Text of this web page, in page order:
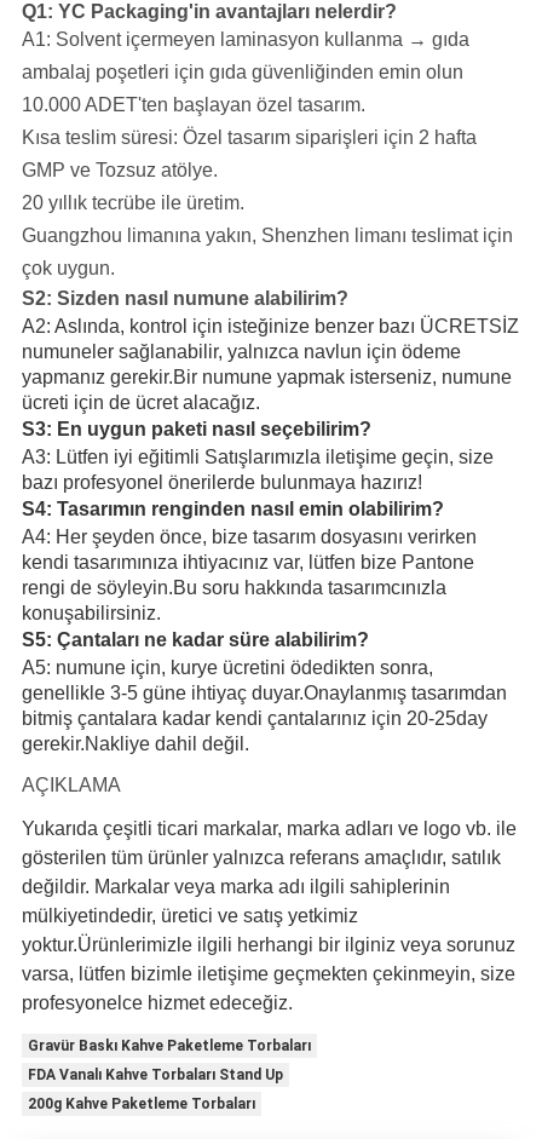
Q1: YC Packaging'in avantajları nelerdir?
A1: Solvent içermeyen laminasyon kullanma → gıda
ambalaj poşetleri için gıda güvenliğinden emin olun
10.000 ADET'ten başlayan özel tasarım.
Kısa teslim süresi: Özel tasarım siparişleri için 2 hafta
GMP ve Tozsuz atölye.
20 yıllık tecrübe ile üretim.
Guangzhou limanına yakın, Shenzhen limanı teslimat için
çok uygun.
S2: Sizden nasıl numune alabilirim?
A2: Aslında, kontrol için isteğinize benzer bazı ÜCRETSİZ
numuneler sağlanabilir, yalnızca navlun için ödeme
yapmanız gerekir.Bir numune yapmak isterseniz, numune
ücreti için de ücret alacağız.
S3: En uygun paketi nasıl seçebilirim?
A3: Lütfen iyi eğitimli Satışlarımızla iletişime geçin, size
bazı profesyonel önerilerde bulunmaya hazırız!
S4: Tasarımın renginden nasıl emin olabilirim?
A4: Her şeyden önce, bize tasarım dosyasını verirken
kendi tasarımınıza ihtiyacınız var, lütfen bize Pantone
rengi de söyleyin.Bu soru hakkında tasarımcınızla
konuşabilirsiniz.
S5: Çantaları ne kadar süre alabilirim?
A5: numune için, kurye ücretini ödedikten sonra,
genellikle 3-5 güne ihtiyaç duyar.Onaylanmış tasarımdan
bitmiş çantalara kadar kendi çantalarınız için 20-25day
gerekir.Nakliye dahil değil.
AÇIKLAMA
Yukarıda çeşitli ticari markalar, marka adları ve logo vb. ile
gösterilen tüm ürünler yalnızca referans amaçlıdır, satılık
değildir. Markalar veya marka adı ilgili sahiplerinin
mülkiyetindedir, üretici ve satış yetkimiz
yoktur.Ürünlerimizle ilgili herhangi bir ilginiz veya sorunuz
varsa, lütfen bizimle iletişime geçmekten çekinmeyin, size
profesyonelce hizmet edeceğiz.
Gravür Baskı Kahve Paketleme Torbaları
FDA Vanalı Kahve Torbaları Stand Up
200g Kahve Paketleme Torbaları